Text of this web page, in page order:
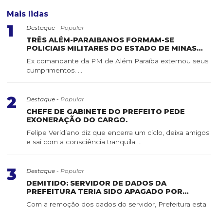
Mais lidas
1 Destaque - Popular
TRÊS ALÉM-PARAIBANOS FORMAM-SE
POLICIAIS MILITARES DO ESTADO DE MINAS
Ex comandante da PM de Além Paraíba externou seus
cumprimentos. ...
2 Destaque - Popular
CHEFE DE GABINETE DO PREFEITO PEDE
EXONERAÇÃO DO CARGO.
Felipe Veridiano diz que encerra um ciclo, deixa amigos
e sai com a consciência tranquila ...
3 Destaque - Popular
DEMITIDO: SERVIDOR DE DADOS DA
PREFEITURA TERIA SIDO APAGADO POR
SERVIDOR DE CONFIANÇA
Com a remoção dos dados do servidor, Prefeitura esta